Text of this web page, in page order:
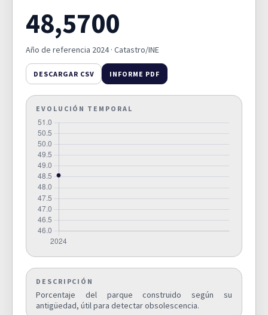
D02D
TERRITORIO Y DIVERSIDAD DE
HÁBITATS
Superficie municipal
destinada a explotaciones
agrarias y forestales (%).
SUPERIFICIE DE EXPLOTACIONES
D03B
Superficie destinada a
explotaciones agrarias y
forestales respecto al suelo
urbano y urbanizable
delimitado de la ciudad (%).
SUPERIFICIE DE EXPLOTACIONES
AGRARIAS Y FORESTALES
0,0000
Superficie municipal de suelo
no urbanizable (%).
SUPERFICIE DE SUELO NO
URBANIZABLE (%)
48,5700
Año de referencia 2024 · Catastro/INE
DESCARGAR CSV INFORME PDF
EVOLUCIÓN TEMPORAL
DESCRIPCIÓN
Porcentaje del parque construido según su
antigüedad, útil para detectar obsolescencia.